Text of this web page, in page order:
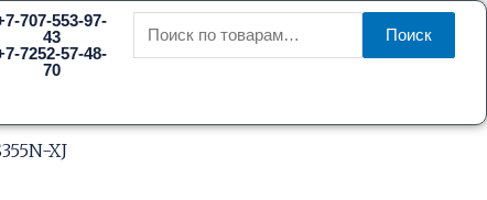
707-553-97-
43
7252-57-48-
70
Искать:
Поиск
XJ